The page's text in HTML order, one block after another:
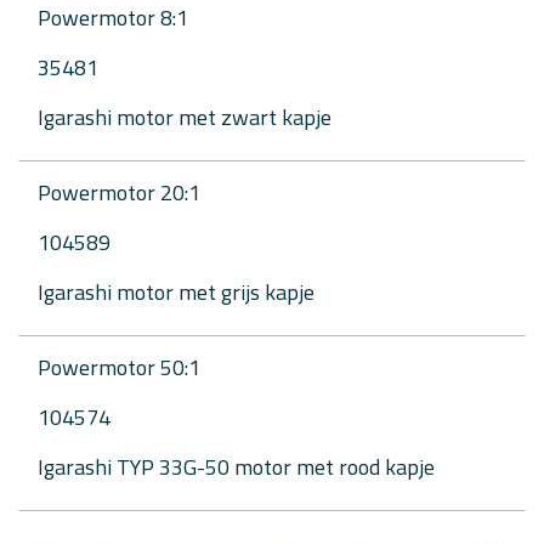
Powermotor 8:1
35481
Igarashi motor met zwart kapje
Powermotor 20:1
104589
Igarashi motor met grijs kapje
Powermotor 50:1
104574
Igarashi TYP 33G-50 motor met rood kapje